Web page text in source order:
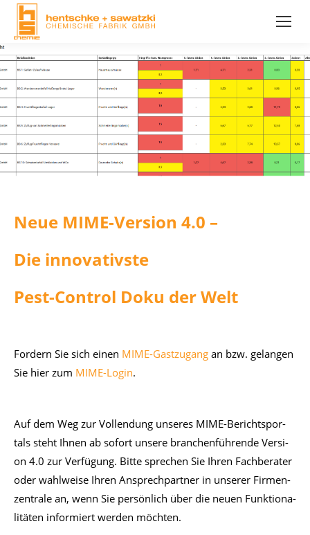
Neue MIME-Ver­si­on 4.0 –
Die in­no­va­tivs­te
Pest-Con­trol Doku der Welt
For­dern Sie sich ei­nen MIME-Gastzugang an bzw. ge­lan­gen
Sie hier zum MIME-Login.
Auf dem Weg zur Voll­endung un­se­res MIME-Be­richt­spor­
tals steht Ih­nen ab so­fort un­se­re bran­chen­füh­ren­de Ver­si­
on 4.0 zur Ver­fü­gung. Bit­te spre­chen Sie Ih­ren Fach­be­ra­ter
oder wahl­wei­se Ih­ren An­sprech­part­ner in un­se­rer Fir­men­
zen­tra­le an, wenn Sie per­sön­lich über die neu­en Funk­tio­na­
li­tä­ten in­for­miert wer­den möch­ten.